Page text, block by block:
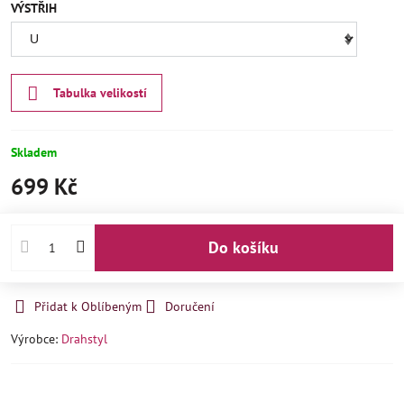
VÝSTŘIH
Tabulka velikostí
Skladem
699 Kč
Do košíku
Přidat k Oblíbeným
Doručení
Výrobce: Drahstyl